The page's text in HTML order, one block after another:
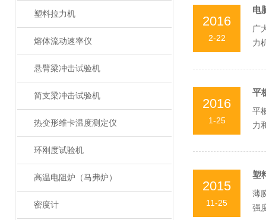
塑料拉力机
熔体流动速率仪
悬臂梁冲击试验机
简支梁冲击试验机
热变形维卡温度测定仪
环刚度试验机
高温电阻炉（马弗炉）
密度计
2016
2-22
电
广
力
2016
1-25
平
平
力
2015
11-25
塑
薄
强